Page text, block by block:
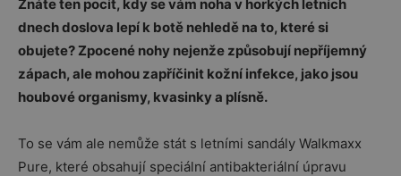
Znáte ten pocit, kdy se vám noha v horkých letních
dnech doslova lepí k botě nehledě na to, které si
obujete? Zpocené nohy nejenže způsobují nepříjemný
zápach, ale mohou zapříčinit kožní infekce, jako jsou
houbové organismy, kvasinky a plísně.
To se vám ale nemůže stát s letními sandály Walkmaxx
Pure, které obsahují speciální antibakteriální úpravu